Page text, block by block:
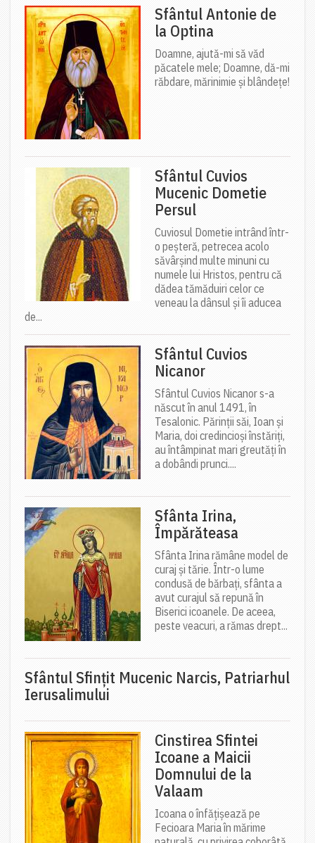
Sfântul Antonie de
la Optina
Doamne, ajută-mi să văd
păcatele mele; Doamne, dă-mi
răbdare, mărinimie şi blândeţe!
Sfântul Cuvios
Mucenic Dometie
Persul
Cuviosul Dometie intrând într-
o peșteră, petrecea acolo
săvârșind multe minuni cu
numele lui Hristos, pentru că
dădea tămăduiri celor ce
veneau la dânsul și îi aducea
de...
Sfântul Cuvios
Nicanor
Sfântul Cuvios Nicanor s-a
născut în anul 1491, în
Tesalonic. Părinții săi, Ioan și
Maria, doi credincioși înstăriți,
au întâmpinat mari greutăți în
a dobândi prunci....
Sfânta Irina,
Împărăteasa
Sfânta Irina rămâne model de
curaj și tărie. Într-o lume
condusă de bărbați, sfânta a
avut curajul să repună în
Biserici icoanele. De aceea,
peste veacuri, a rămas drept...
Sfântul Sfinţit Mucenic Narcis, Patriarhul
Ierusalimului
Cinstirea Sfintei
Icoane a Maicii
Domnului de la
Valaam
Icoana o înfățișează pe
Fecioara Maria în mărime